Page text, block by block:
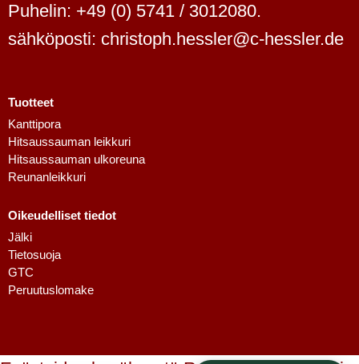
Puhelin: +49 (0) 5741 / 3012080.
sähköposti: christoph.hessler@c-hessler.de
Tuotteet
Kanttipora
Hitsaussauman leikkuri
Hitsaussauman ulkoreuna
Reunanleikkuri
Oikeudelliset tiedot
Jälki
Tietosuoja
GTC
Peruutuslomake
German
Swedish
Dutch